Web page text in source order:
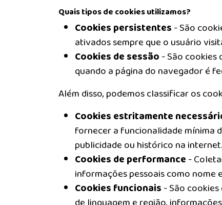
Quais tipos de cookies utilizamos?
Cookies persistentes- São
ativados sempre que o usuário
Cookies de sessão- São cookies
quando a página do navegador é
Além disso, podemos classificar os
Cookies estritamente
fornecer a funcionalidade mínima
publicidade ou histórico na internet.
Cookies de performance-
informações pessoais como nome
Cookies funcionais- São